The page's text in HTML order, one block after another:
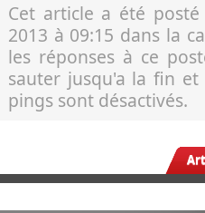
Cet article a été
2013 à 09:15 dans la
les réponses à ce
sauter jusqu'a la fin et
pings sont désactivés.